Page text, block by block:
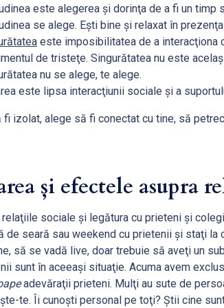
este alegerea şi dorinţa de a fi un timp
se alege. Eşti bine şi relaxat în prezenţa
este imposibilitatea de a interacţiona
de tristeţe. Singurătatea nu este
nu se alege, te alege.
este lipsa interacţiunii sociale şi a
fi izolat, alege să fi conectat cu tine, să
și efectele asupra
sociale şi legătura cu prieteni şi
de seară sau weekend cu prietenii şi staţi la
să se vadă live, doar trebuie să aveţi un
sunt în aceeaşi situaţie. Acuma avem
adevăraţii prieteni. Mulţi au sute de
te. Îi cunoşti personal pe toţi? Ştii cine